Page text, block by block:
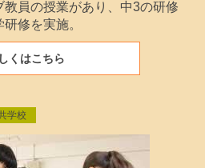
員の授業があり、中3の研修
修を実施。
くはこちら
学校